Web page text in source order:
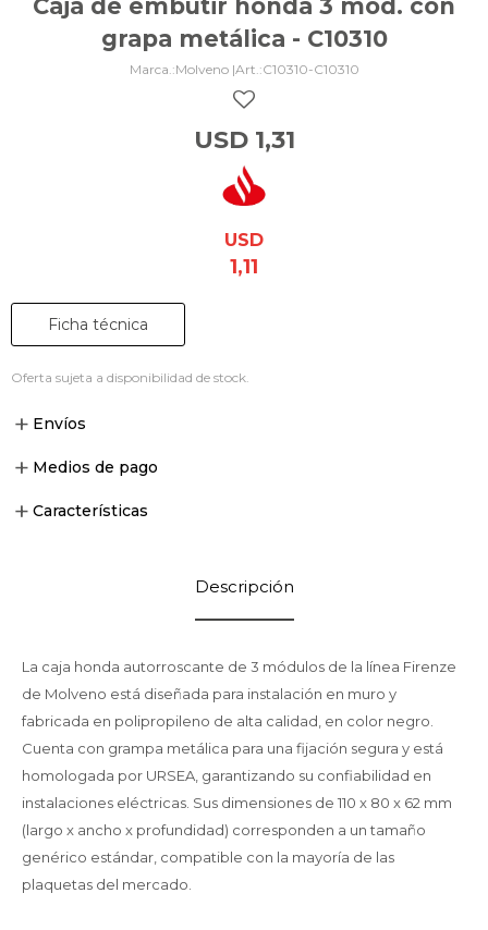
Caja de embutir honda 3 mód. con
grapa metálica - C10310
Molveno | C10310-C10310
USD 1,31
USD
1,11
Ficha técnica
Oferta sujeta a disponibilidad de stock.
Envíos
Medios de pago
Características
Descripción
La caja honda autorroscante de 3 módulos de la línea Firenze
de Molveno está diseñada para instalación en muro y
fabricada en polipropileno de alta calidad, en color negro.
Cuenta con grampa metálica para una fijación segura y está
homologada por URSEA, garantizando su confiabilidad en
instalaciones eléctricas. Sus dimensiones de 110 x 80 x 62 mm
(largo x ancho x profundidad) corresponden a un tamaño
genérico estándar, compatible con la mayoría de las
plaquetas del mercado.